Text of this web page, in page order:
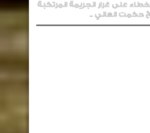
على غرار الجريمة المرتكبة
حكمت العاني ..